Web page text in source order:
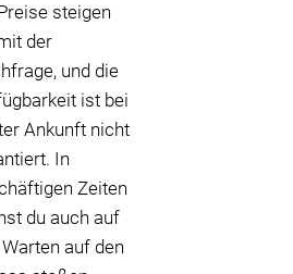
steigen
der
und die
ist bei
Ankunft nicht
In
Zeiten
du auch auf
auf den